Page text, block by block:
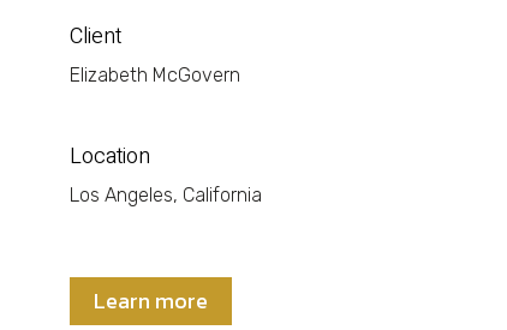
Client
Elizabeth McGovern
Location
Los Angeles, California
Learn more